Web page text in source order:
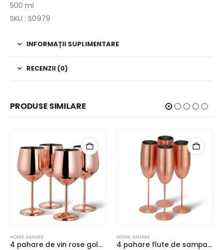
500 ml
SKU : S0979
INFORMAȚII SUPLIMENTARE
RECENZII (0)
PRODUSE SIMILARE
HOME, PAHARE
4 pahare de vin rose gold Oak&Steel 500 ml
HOME, PAHARE
4 pahare flute de sampanie rose gold mat Oak&Steel 285 ml